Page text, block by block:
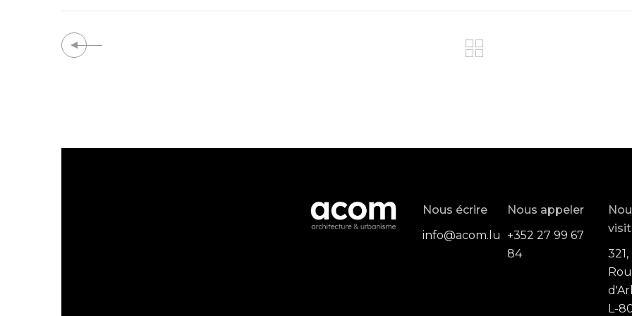
Nous écrire
info@acom.lu
Nous appeler
+352 27 99 67
84
321,
L-